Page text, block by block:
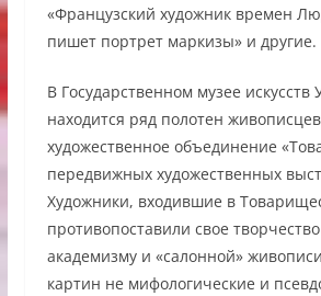
«Французский художник времен
пишет портрет маркизы» и другие.
В Государственном музее искусств
находится ряд полотен
художественное объединение
передвижных художественных
Художники, входившие в
противопоставили свое
академизму и «салонной»
картин не мифологические и